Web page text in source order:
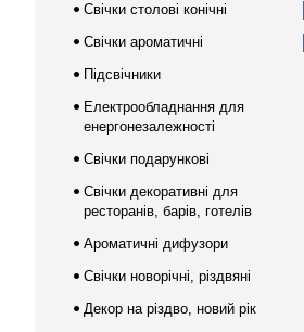
Свічки столові конічні
Свічки ароматичні
Підсвічники
Електрообладнання для
енергонезалежності
Свічки подарункові
Свічки декоративні для
ресторанів, барів, готелів
Ароматичні дифузори
Свічки новорічні, різдвяні
Декор на різдво, новий рік